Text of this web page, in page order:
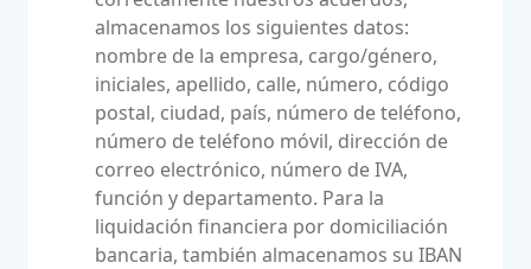
almacenamos los siguientes datos:
nombre de la empresa, cargo/género,
iniciales, apellido, calle, número, código
postal, ciudad, país, número de teléfono,
número de teléfono móvil, dirección de
correo electrónico, número de IVA,
función y departamento. Para la
liquidación financiera por domiciliación
bancaria, también almacenamos su IBAN